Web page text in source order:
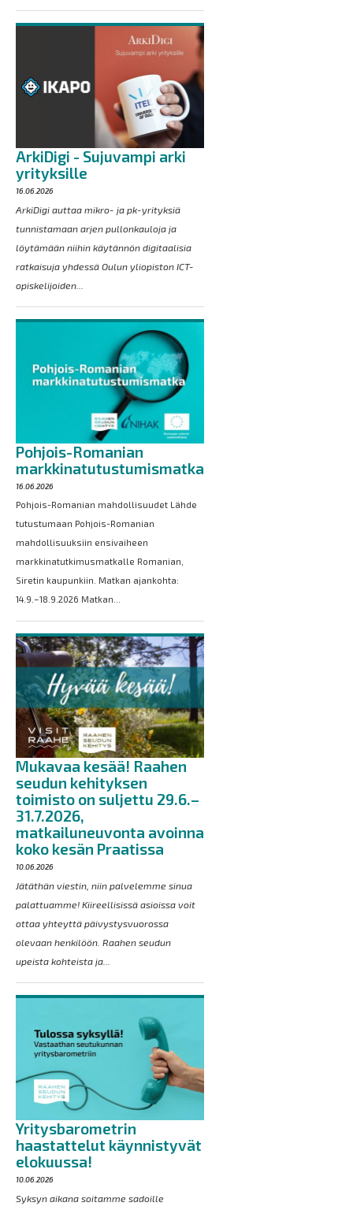
ArkiDigi - Sujuvampi arki
yrityksille
16.06.2026
ArkiDigi auttaa mikro- ja pk-yrityksiä
tunnistamaan arjen pullonkauloja ja
löytämään niihin käytännön digitaalisia
ratkaisuja yhdessä Oulun yliopiston ICT-
opiskelijoiden...
Pohjois-Romanian
markkinatutustumismatka
16.06.2026
Pohjois-Romanian mahdollisuudet Lähde
tutustumaan Pohjois-Romanian
mahdollisuuksiin ensivaiheen
markkinatutkimusmatkalle Romanian,
Siretin kaupunkiin. Matkan ajankohta:
14.9.–18.9.2026 Matkan...
Mukavaa kesää! Raahen
seudun kehityksen
toimisto on suljettu 29.6.–
31.7.2026,
matkailuneuvonta avoinna
koko kesän Praatissa
10.06.2026
Jätäthän viestin, niin palvelemme sinua
palattuamme! Kiireellisissä asioissa voit
ottaa yhteyttä päivystysvuorossa
olevaan henkilöön. Raahen seudun
upeista kohteista ja...
Yritysbarometrin
haastattelut käynnistyvät
elokuussa!
10.06.2026
Syksyn aikana soitamme sadoille